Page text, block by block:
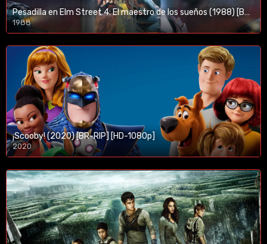
Pesadilla en Elm Street 4: El maestro de los sueños (1988) [BR-RIP] [HD-1080p]
1988
¡Scooby! (2020) [BR-RIP] [HD-1080p]
2020
1080p/720p